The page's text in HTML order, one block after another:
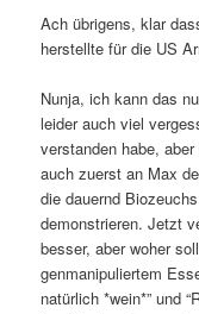
Ach übrigens, klar
herstellte für die US
Nunja, ich kann das
leider auch viel
verstanden habe,
auch zuerst an Max
die dauernd
demonstrieren. Jetzt
besser, aber woher
genmanipuliertem
natürlich *wein*” und